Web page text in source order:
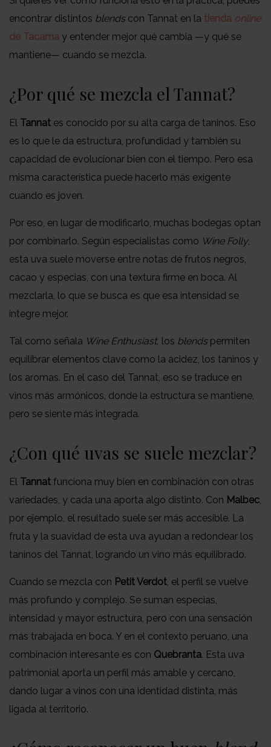
encontrar distintos blendscon Tannat en la tienda online
de Tacama y entender mejor qué cambia —y qué se
mantiene— cuando se mezcla.
¿Por qué se mezcla el Tannat?
El Tannat es conocido por su alta carga de taninos. Eso
es lo que le da estructura, profundidad y también su
capacidad de evolucionar bien con el tiempo. Pero esa
misma característica puede hacerlo más exigente
cuando es joven.
Por eso, en lugar de modificarlo, muchas bodegas optan
por combinarlo. Según especialistas como Wine Folly,
esta uva suele moverse entre notas de frutos negros,
cacao y especias, con una textura firme en boca. Al
mezclarla, lo que se busca es que esa intensidad se
integre mejor.
Tal como señala Wine Enthusiast, los blendspermiten
equilibrar elementos clave como la acidez, los taninos y
los aromas. En el caso del Tannat, eso se traduce en
vinos más armónicos, donde la estructura se mantiene,
pero se siente más integrada.
¿Con qué uvas se suele mezclar?
El Tannat funciona muy bien en combinación con otras
variedades, y cada una aporta algo distinto. Con Malbec,
por ejemplo, el resultado suele ser más accesible. La
fruta y la suavidad de esta uva ayudan a redondear los
taninos del Tannat, logrando un vino más equilibrado.
Cuando se mezcla con Petit Verdot, el perfil se vuelve
más profundo y complejo. Se suman especias,
intensidad y mayor estructura, pero con una sensación
más trabajada en boca. Y en el contexto peruano, una
combinación interesante es con Quebranta. Esta uva
patrimonial aporta un perfil más amable y cercano,
dando lugar a vinos con una identidad distinta, más
ligada al territorio.